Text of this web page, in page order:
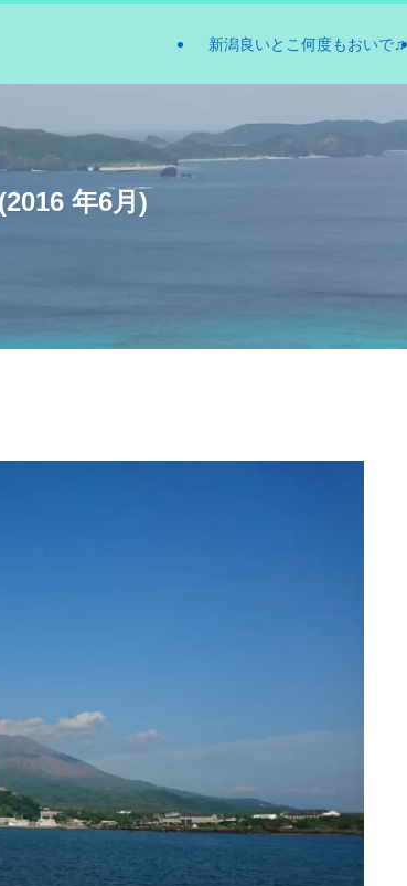
新潟良いとこ何度もおいで♫
年6月)